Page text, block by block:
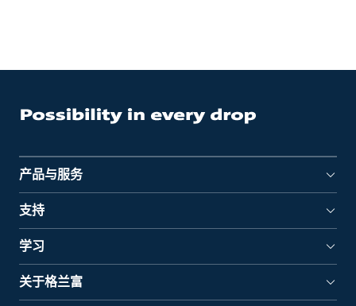
产品与服务
支持
学习
关于格兰富